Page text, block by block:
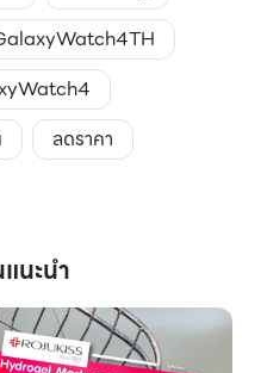
ลดราคา
นะนำ